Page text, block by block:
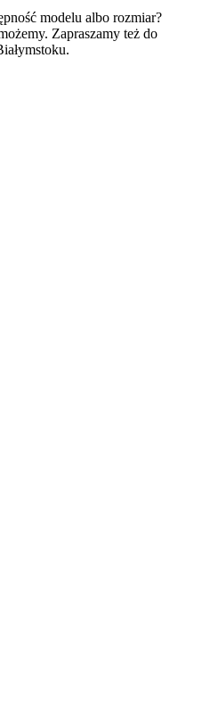
modelu albo rozmiar?
Zapraszamy też do